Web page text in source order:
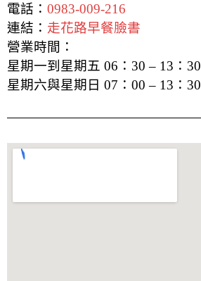
電話： 0983-009-216
連結： 走花路早餐臉書
營業時間：
星期一到星期五 06：30 – 13：30
星期六與星期日 07：00 – 13：30